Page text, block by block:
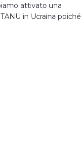
attivato una
in Ucraina poiché